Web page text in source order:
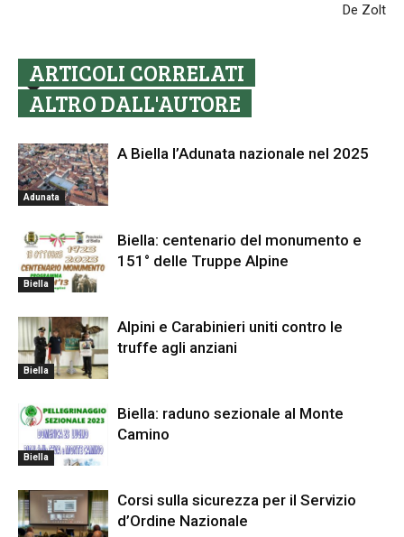
De Zolt
ARTICOLI CORRELATI
ALTRO DALL'AUTORE
Adunata
A Biella l’Adunata nazionale nel 2025
Biella
Biella: centenario del monumento e
151° delle Truppe Alpine
Biella
Alpini e Carabinieri uniti contro le
truffe agli anziani
Biella
Biella: raduno sezionale al Monte
Camino
Corsi sulla sicurezza per il Servizio
d’Ordine Nazionale